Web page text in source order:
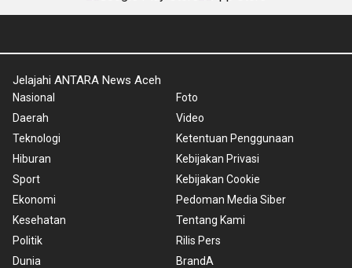
Jelajahi ANTARA News Aceh
Nasional
Daerah
Teknologi
Hiburan
Sport
Ekonomi
Kesehatan
Politik
Dunia
Foto
Video
Ketentuan Penggunaan
Kebijakan Privasi
Kebijakan Cookie
Pedoman Media Siber
Tentang Kami
Rilis Pers
BrandA